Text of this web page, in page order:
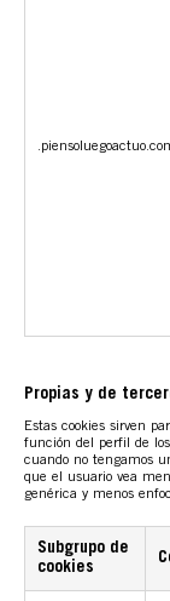
Propias y de
Estas cookies sirven
función del perfil de
cuando no tengamos
que el usuario vea
genérica y menos
Subgrupo de
cookies